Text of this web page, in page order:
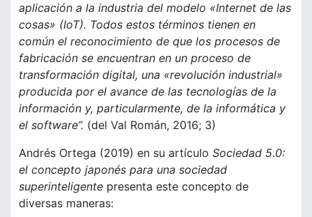
aplicación a la industria del modelo «Internet de las
cosas» (IoT). Todos estos términos tienen en
común el reconocimiento de que los procesos de
fabricación se encuentran en un proceso de
transformación digital, una «revolución industrial»
producida por el avance de las tecnologías de la
información y, particularmente, de la informática y
el software”. (del Val Román, 2016; 3)
Andrés Ortega (2019) en su artículo Sociedad 5.0:
el concepto japonés para una sociedad
superinteligente presenta este concepto de
diversas maneras: